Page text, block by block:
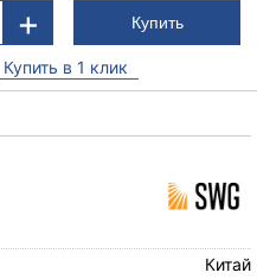
+
Купить в 1 клик
Китай